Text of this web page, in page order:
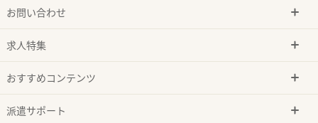
お問い合わせ
求人特集
おすすめコンテンツ
派遣サポート